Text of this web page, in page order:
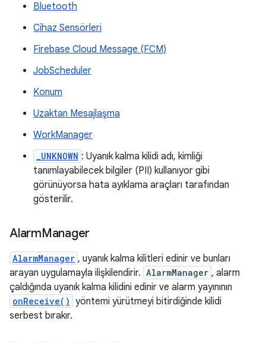
Bluetooth
Cihaz Sensörleri
Firebase Cloud Message (FCM)
JobScheduler
Konum
Uzaktan Mesajlaşma
WorkManager
_UNKNOWN : Uyanık kalma kilidi adı, kimliği
tanımlayabilecek bilgiler (PII) kullanıyor gibi
görünüyorsa hata ayıklama araçları tarafından
gösterilir.
AlarmManager
AlarmManager , uyanık kalma kilitleri edinir ve bunları
arayan uygulamayla ilişkilendirir. AlarmManager , alarm
çaldığında uyanık kalma kilidini edinir ve alarm yayınının
onReceive() yöntemi yürütmeyi bitirdiğinde kilidi
serbest bırakır.